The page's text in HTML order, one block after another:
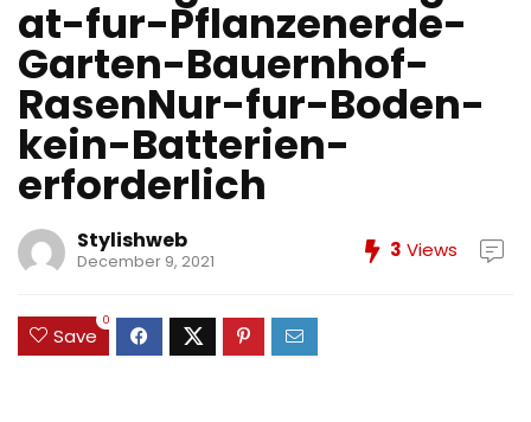
at-fur-Pflanzenerde-
Garten-Bauernhof-
RasenNur-fur-Boden-
kein-Batterien-
erforderlich
Stylishweb
December 9, 2021 3 Views
Save
0